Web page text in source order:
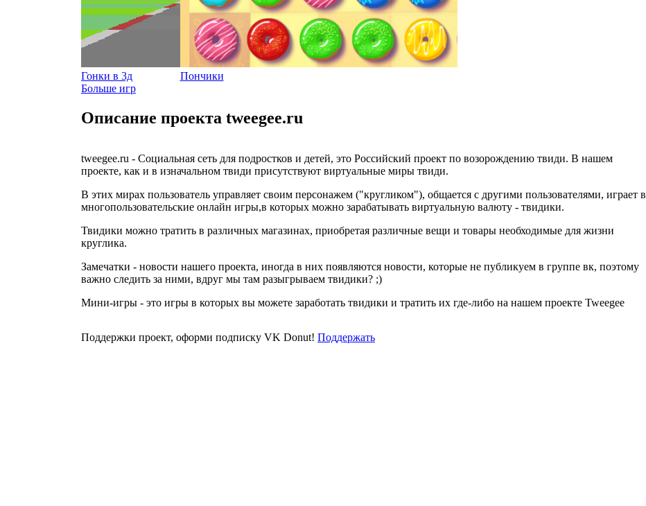
Гонки в 3д
Пончики
Больше игр
Описание проекта tweegee.ru
tweegee.ru - Социальная сеть для подростков и детей, это Российский проект по возорождению твиди. В нашем
проекте, как и в изначальном твиди присутствуют виртуальные миры твиди.
В этих мирах пользователь управляет своим персонажем ("кругликом"), общается с другими пользователями, играет в
многопользовательские онлайн игры,в которых можно зарабатывать виртуальную валюту - твидики.
Твидики можно тратить в различных магазинах, приобретая различные вещи и товары необходимые для жизни
круглика.
Замечатки - новости нашего проекта, иногда в них появляются новости, которые не публикуем в группе вк, поэтому
важно следить за ними, вдруг мы там разыгрываем твидики? ;)
Мини-игры - это игры в которых вы можете заработать твидики и тратить их где-либо на нашем проекте Tweegee
Поддержки проект, оформи подписку VK Donut! Поддержать